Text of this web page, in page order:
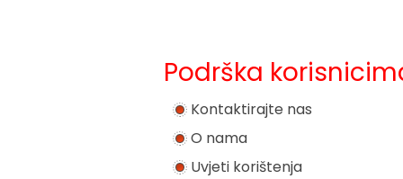
Podrška
Kontaktirajte nas
O nama
Uvjeti korištenja